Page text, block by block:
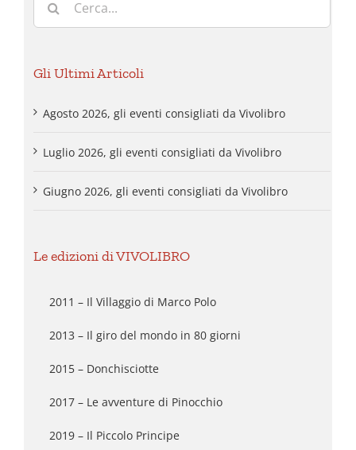
per:
Gli Ultimi Articoli
Agosto 2026, gli eventi consigliati da Vivolibro
Luglio 2026, gli eventi consigliati da Vivolibro
Giugno 2026, gli eventi consigliati da Vivolibro
Le edizioni di VIVOLIBRO
2011 – Il Villaggio di Marco Polo
2013 – Il giro del mondo in 80 giorni
2015 – Donchisciotte
2017 – Le avventure di Pinocchio
2019 – Il Piccolo Principe